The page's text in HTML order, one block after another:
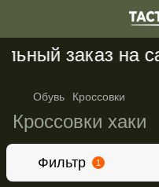
заказ на
Обувь Кроссовки
Кроссовки хаки
Фильтр 1